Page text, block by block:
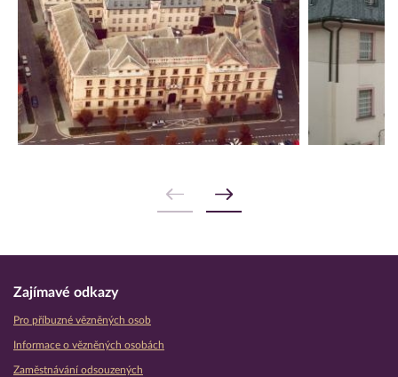
Zajímavé odkazy
Pro příbuzné vězněných osob
Informace o vězněných osobách
Zaměstnávání odsouzených